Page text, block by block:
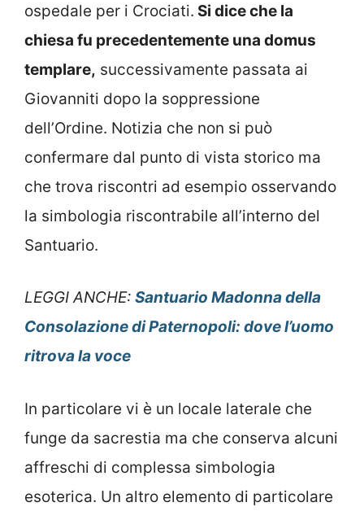
ospedale per i Crociati. Si dice che la
chiesa fu precedentemente una domus
templare, successivamente passata ai
Giovanniti dopo la soppressione
dell’Ordine. Notizia che non si può
confermare dal punto di vista storico ma
che trova riscontri ad esempio osservando
la simbologia riscontrabile all’interno del
Santuario.
LEGGI ANCHE: Santuario Madonna della
Consolazione di Paternopoli: dove l’uomo
ritrova la voce
In particolare vi è un locale laterale che
funge da sacrestia ma che conserva alcuni
affreschi di complessa simbologia
esoterica. Un altro elemento di particolare